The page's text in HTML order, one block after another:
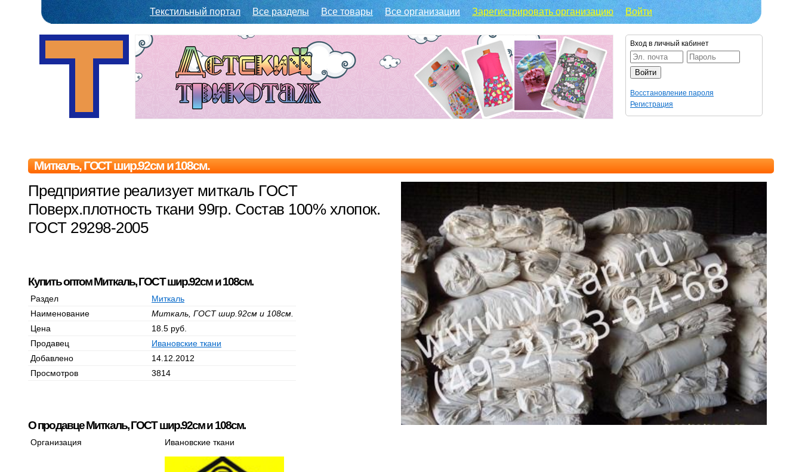
Текстильный портал Все разделы Все товары Все организации Зарегистрировать организацию Войти
Вход в личный кабинет
Восстановление пароля
Регистрация
Миткаль, ГОСТ шир.92см и 108см.
Предприятие реализует миткаль ГОСТ
Поверх.плотность ткани 99гр. Состав 100% хлопок.
ГОСТ 29298-2005
Купить оптом Миткаль, ГОСТ шир.92см и 108см.
Раздел
Миткаль
Наименование
Миткаль, ГОСТ шир.92см и 108см.
Цена
18.5 руб.
Продавец
Ивановские ткани
Добавлено
14.12.2012
Просмотров
3814
О продавце Миткаль, ГОСТ шир.92см и 108см.
Организация Ивановские ткани